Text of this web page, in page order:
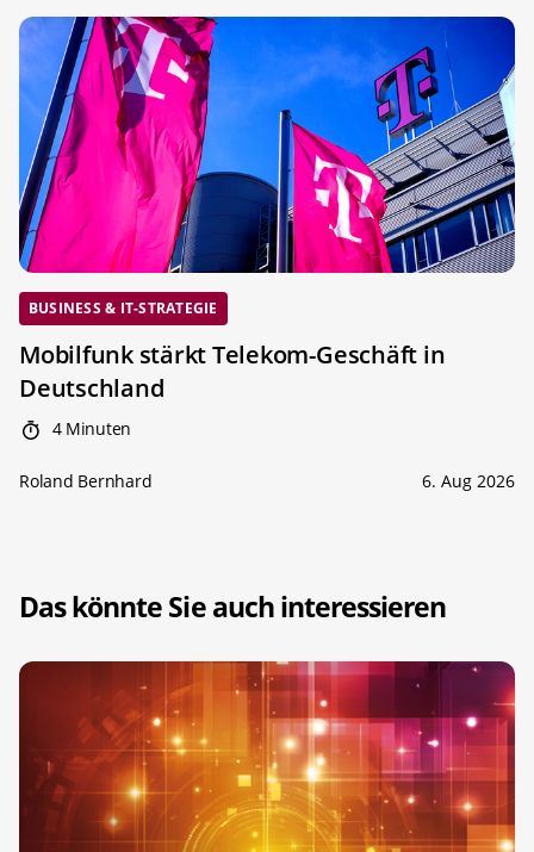
BUSINESS & IT-STRATEGIE
Mobilfunk stärkt Telekom-Geschäft in
Deutschland
4 Minuten
Roland Bernhard 6. Aug 2026
Das könnte Sie auch interessieren